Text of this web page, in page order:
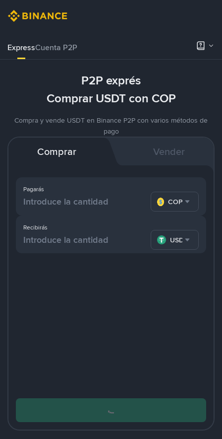
ExpressCuenta P2P
P2P exprés
Comprar USDT con COP
Compra y vende USDT en Binance P2P con varios métodos de
pago
Comprar Vender
Pagarás
COP
Recibirás
USDT